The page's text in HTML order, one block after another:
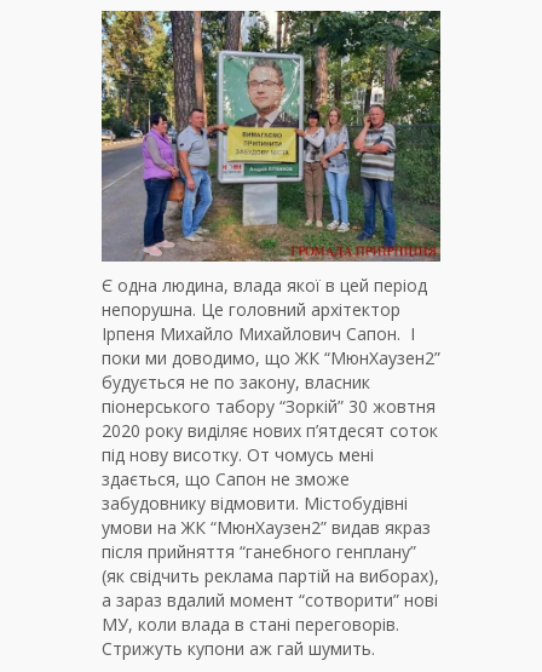
Є одна людина, влада якої в цей період
непорушна. Це головний архітектор
Ірпеня Михайло Михайлович Сапон. І
поки ми доводимо, що ЖК “МюнХаузен2”
будується не по закону, власник
піонерського табору “Зоркій” 30 жовтня
2020 року виділяє нових п’ятдесят соток
під нову висотку. От чомусь мені
здається, що Сапон не зможе
забудовнику відмовити. Містобудівні
умови на ЖК “МюнХаузен2” видав якраз
після прийняття “ганебного генплану”
(як свідчить реклама партій на виборах),
а зараз вдалий момент “сотворити” нові
МУ, коли влада в стані переговорів.
Стрижуть купони аж гай шумить.